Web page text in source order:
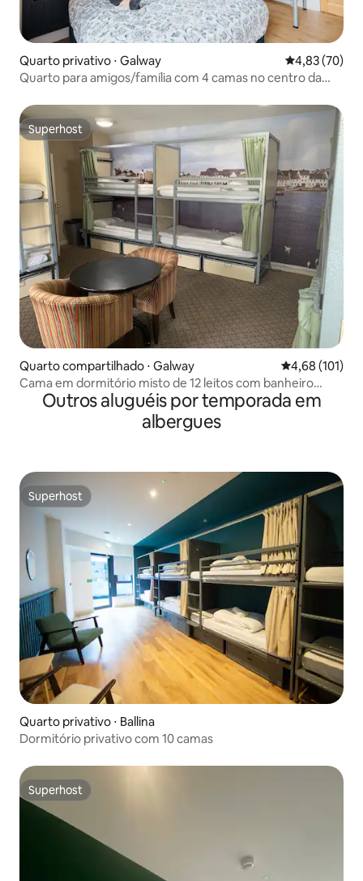
Quarto privativo ⋅ Galway 4,83 de uma
4,83 (70)
Quarto para amigos/família com 4 camas no centro da
Superhost
Superhost
Quarto compartilhado ⋅ Galway 4,68 de uma
4,68 (101)
Cama em dormitório misto de 12 leitos com banheiro
privativo @ Kinlay
Outros aluguéis por temporada em
albergues
Superhost
Superhost
Quarto privativo ⋅ Ballina
Dormitório privativo com 10 camas
Superhost
Superhost